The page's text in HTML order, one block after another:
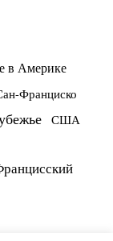
в Америке
Франциско
США